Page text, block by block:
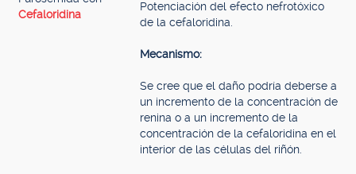
Cefaloridina
Potenciación del efecto nefrotóxico
de la cefaloridina.
Mecanismo:
Se cree que el daño podría deberse a
un incremento de la concentración de
renina o a un incremento de la
concentración de la cefaloridina en el
interior de las células del riñón.